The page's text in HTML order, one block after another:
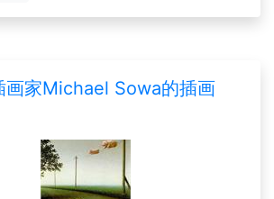
画家Michael Sowa的插画